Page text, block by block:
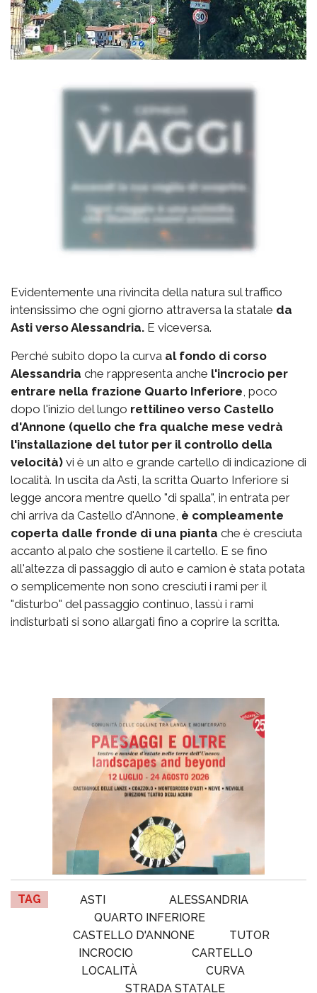
Evidentemente una rivincita della natura sul traffico
intensissimo che ogni giorno attraversa la statale da
Asti verso Alessandria. E viceversa.
Perché subito dopo la curva al fondo di corso
Alessandria che rappresenta anche l'incrocio per
entrare nella frazione Quarto Inferiore, poco
dopo l'inizio del lungo rettilineo verso Castello
d'Annone (quello che fra qualche mese vedrà
l'installazione del tutor per il controllo della
velocità) vi è un alto e grande cartello di indicazione di
località. In uscita da Asti, la scritta Quarto Inferiore si
legge ancora mentre quello "di spalla", in entrata per
chi arriva da Castello d'Annone, è compleamente
coperta dalle fronde di una pianta che è cresciuta
accanto al palo che sostiene il cartello. E se fino
all'altezza di passaggio di auto e camion è stata potata
o semplicemente non sono cresciuti i rami per il
"disturbo" del passaggio continuo, lassù i rami
indisturbati si sono allargati fino a coprire la scritta.
TAG ASTI
ALESSANDRIA
QUARTO INFERIORE
CASTELLO D'ANNONE
TUTOR
INCROCIO
CARTELLO
LOCALITÀ
CURVA
STRADA STATALE